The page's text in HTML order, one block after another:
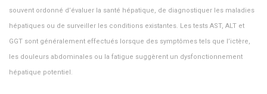
souvent ordonné d’évaluer la santé hépatique, de diagnostiquer les maladies
hépatiques ou de surveiller les conditions existantes. Les tests AST, ALT et
GGT sont généralement effectués lorsque des symptômes tels que l’ictère,
les douleurs abdominales ou la fatigue suggèrent un dysfonctionnement
hépatique potentiel.